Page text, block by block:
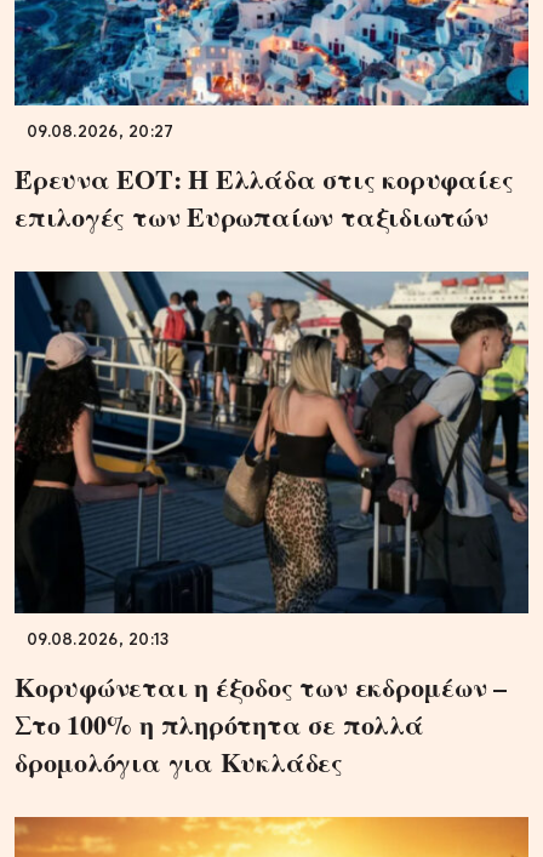
09.08.2026, 20:27
Έρευνα ΕΟΤ: Η Ελλάδα στις κορυφαίες
επιλογές των Ευρωπαίων ταξιδιωτών
09.08.2026, 20:13
Κορυφώνεται η έξοδος των εκδρομέων –
Στο 100% η πληρότητα σε πολλά
δρομολόγια για Κυκλάδες